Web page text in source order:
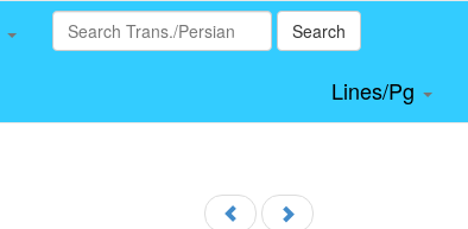
Search
Lines/Pg